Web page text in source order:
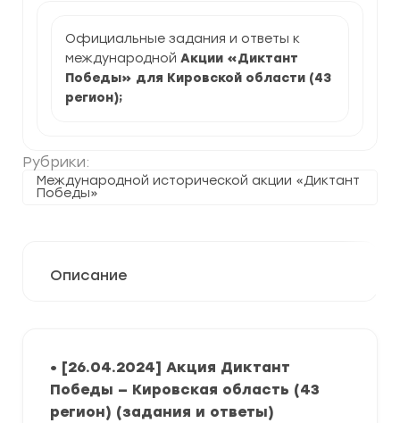
Официальные задания и ответы к
международной Акции «Диктант
Победы» для Кировской области (43
регион);
Рубрики:
Международной исторической акции «Диктант
Победы»
Описание
• [26.04.2024] Акция Диктант
Победы — Кировская область (43
регион) (задания и ответы)